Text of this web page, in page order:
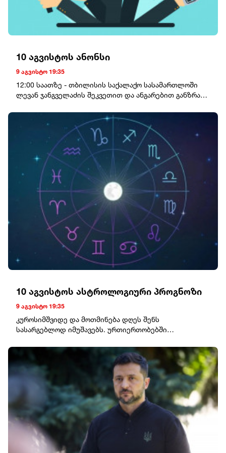
10 აგვისტოს ანონსი
9 აგვისტო 19:35
12:00 საათზე - თბილისის საქალაქო სასამართლოში
ლევან ჯანგველაძის შეკვეთით და ანგარებით განზრახ
რომანოვ-ფარცხალახის სასამართლო პროცესი
გაიმართება. 13:00 საათზე - თბილისის საქალაქო
სასამართლოში სუსის ყოფილი უფროსის გრიგოლ
ლილუაშვილის სასამართლო პროცესი გაიმართება.
10 აგვისტოს ასტროლოგიური პროგნოზი
9 აგვისტო 19:35
კუროსიმშვიდე და მოთმინება დღეს შენს
სასარგებლოდ იმუშავებს. ურთიერთობებში
მოაგვარებს.ტყუპებიაქტიური და საინტერესო დღეა.
ახალი ამბავი, ან მოულოდნელი შეხვედრა გეგმებს
შეგიცვლის. ენდე საკუთარ ინტუიციას.კირჩხიბიდღეს
საკუთარ ემოციებს მეტი ყურადღება მიაქციე.
სამსახურსა და პირად ცხოვრებას შორის ბალანსის
პოვნა განსაკუთრებით მნიშვნელოვანი
იქნება.ლომიშენი თავდაჯერებულობა დღეს
განსაკუთრებით შესამჩნევი იქნება. კარგი დღეა
საკუთარი შესაძლებლობების გამოსავლენად და
ინიციატივის გამოსაჩენად.ქალწულიწვრილმანებზე
ზედმეტად ნუ იდარდებ. ერთ მნიშვნელოვან საკითხზე